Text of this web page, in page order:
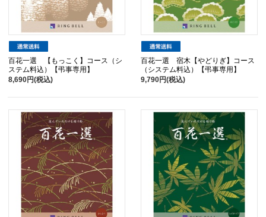
百花一選 【もっこく】コース（シ
ステム料込）【弔事専用】
8,690円(税込)
百花一選 宿木【やどりぎ】コース
（システム料込）【弔事専用】
9,790円(税込)